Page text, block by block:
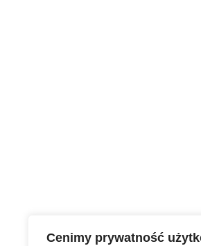
Cenimy prywatność